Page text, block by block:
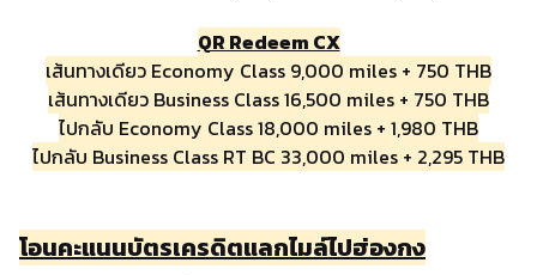
QR Redeem CX
เส้นทางเดียว Economy Class 9,000 miles + 750 THB
เส้นทางเดียว Business Class 16,500 miles + 750 THB
ไปกลับ Economy Class 18,000 miles + 1,980 THB
ไปกลับ Business Class RT BC 33,000 miles + 2,295 THB
โอนคะแนนบัตรเครดิตแลกไมล์ไปฮ่องกง